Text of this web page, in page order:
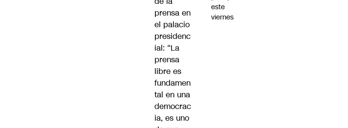
prensa en
el palacio
presidenc
ial: “La
prensa
libre es
fundamen
tal en una
democrac
ia, es uno
este
viernes